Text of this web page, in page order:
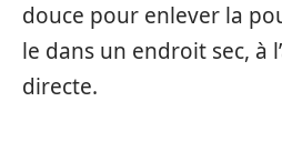
douce pour enlever la
le dans un endroit sec, à
directe.